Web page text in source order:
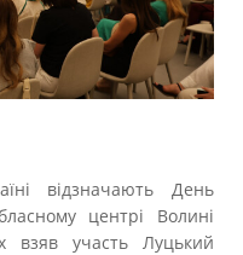
відзначають День
центрі Волині
взяв участь Луцький